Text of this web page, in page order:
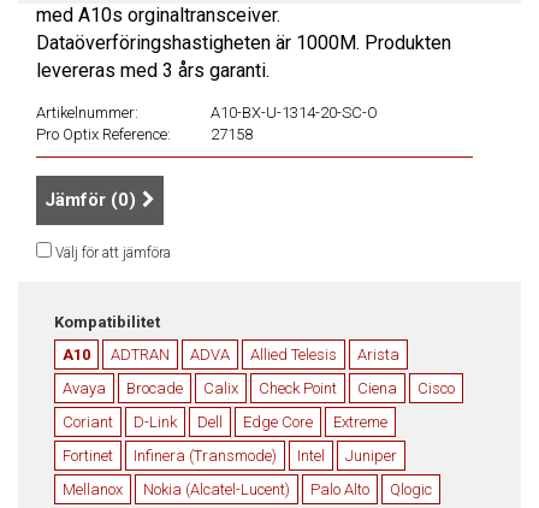
med A10s orginaltransceiver.
Dataöverföringshastigheten är 1000M. Produkten
levereras med 3 års garanti.
Artikelnummer:
A10-BX-U-1314-20-SC-O
Pro Optix Reference:
27158
Jämför (0)
Välj för att jämföra
Kompatibilitet
A10
ADTRAN ADVA Allied Telesis
Arista
Avaya
Brocade Calix Check Point Ciena
Cisco
Coriant
D-Link Dell Edge Core
Extreme
Fortinet
Infinera (Transmode) Intel
Juniper
Mellanox
Nokia (Alcatel-Lucent) Palo Alto
Qlogic